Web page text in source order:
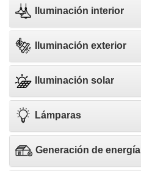
Iluminación interior
Iluminación exterior
Iluminación solar
Lámparas
Generación de energía